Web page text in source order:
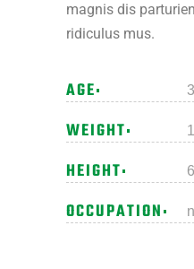
magnis dis
ridiculus mus.
AGE
WEIGHT
HEIGHT
OCCUPATION